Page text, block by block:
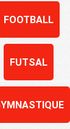
FOOTBALL
FUTSAL